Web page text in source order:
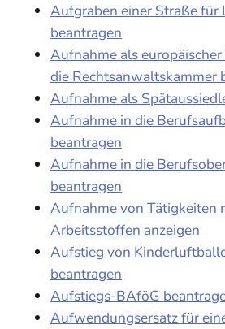
Aufgraben einer Straße für
beantragen
Aufnahme als
die Rechtsanwaltskammer
Aufnahme als
Aufnahme in die
beantragen
Aufnahme in die
beantragen
Aufnahme von Tätigkeiten
Arbeitsstoffen anzeigen
Aufstieg von
beantragen
Aufstiegs-BAföG
Aufwendungsersatz für